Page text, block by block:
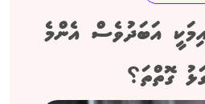
އަބަދުވެސް އެންމެ
ގޮތްތަ؟